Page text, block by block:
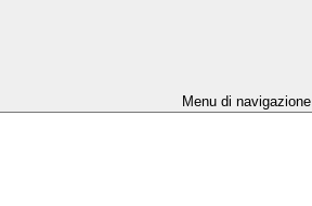
Menu di navigazione